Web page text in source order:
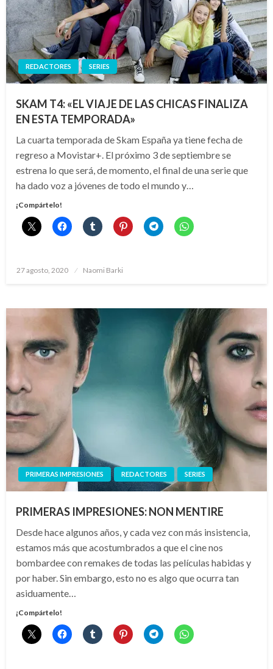
REDACTORES SERIES
SKAM T4: «EL VIAJE DE LAS CHICAS FINALIZA
EN ESTA TEMPORADA»
La cuarta temporada de Skam España ya tiene fecha de
regreso a Movistar+. El próximo 3 de septiembre se
estrena lo que será, de momento, el final de una serie que
ha dado voz a jóvenes de todo el mundo y…
¡Compártelo!
Publicado
27 agosto, 2020 Naomi Barki
PRIMERAS IMPRESIONES REDACTORES SERIES
PRIMERAS IMPRESIONES: NON MENTIRE
Desde hace algunos años, y cada vez con más insistencia,
estamos más que acostumbrados a que el cine nos
bombardee con remakes de todas las películas habidas y
por haber. Sin embargo, esto no es algo que ocurra tan
asiduamente…
¡Compártelo!